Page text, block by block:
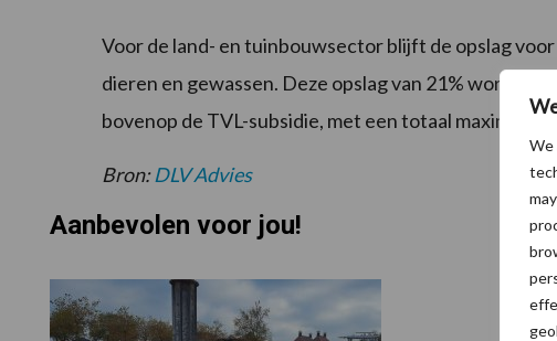
We
Voor de land- en tuinbouwsector blijft de opslag
dieren en gewassen. Deze opslag van 21% wordt
bovenop de TVL-subsidie, met een totaal maximum
Bron:DLV Advies
Aanbevolen voor jou!